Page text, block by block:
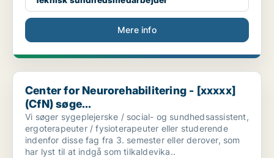
Mere info
Center for Neurorehabilitering - [xxxxx](CfN) søge...
Center for Neurorehabilitering - [xxxxx]
(CfN) søge...
Vi søger sygeplejerske / social- og sundhedsassistent,
ergoterapeuter / fysioterapeuter eller studerende
indenfor disse fag fra 3. semester eller derover, som
har lyst til at indgå som tilkaldevika..